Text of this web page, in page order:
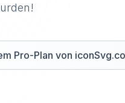
Pro-Plan von